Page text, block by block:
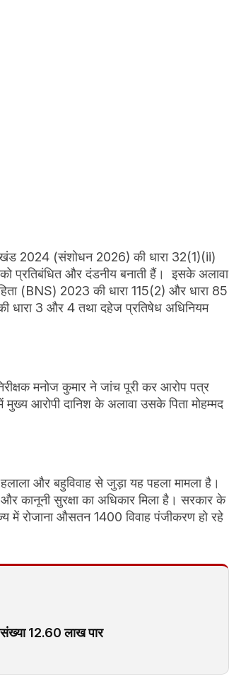
2024 (संशोधन 2026) की धारा 32(1)(ii)
प्रतिबंधित और दंडनीय बनाती हैं। इसके अलावा
(BNS) 2023 की धारा 115(2) और धारा 85
धारा 3 और 4 तथा दहेज प्रतिषेध अधिनियम
मनोज कुमार ने जांच पूरी कर आरोप पत्र
आरोपी दानिश के अलावा उसके पिता मोहम्मद
और बहुविवाह से जुड़ा यह पहला मामला है।
कानूनी सुरक्षा का अधिकार मिला है। सरकार के
में रोजाना औसतन 1400 विवाह पंजीकरण हो रहे
संख्या 12.60 लाख पार